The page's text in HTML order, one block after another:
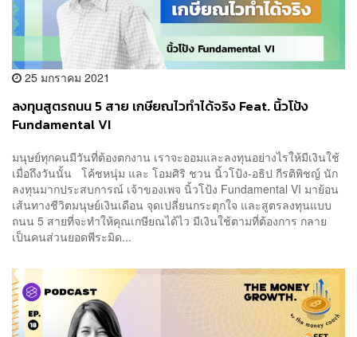
25 มกราคม 2021
ลงทุนสูตรถนน 5 สาย เกษียณไวทำได้จริง Feat. นิ้วโป้ง
Fundamental VI
มนุษย์ทุกคนมีวันที่ต้องตกงาน เราจะออมและลงทุนอย่างไรให้มีเงินใช้
เมื่อถึงวันนั้น โค้ชหนุ่ม และ โอมศิริ ชวน นิ้วโป้ง-อธิป กีรติพิชญ์ นัก
ลงทุนมากประสบการณ์ เจ้าของเพจ นิ้วโป้ง Fundamental VI มาย้อน
เส้นทางชีวิตมนุษย์เงินเดือน จุดเปลี่ยนกระตุกใจ และสูตรลงทุนแบบ
ถนน 5 สายที่จะทำให้คุณเกษียณได้ไว มีเงินใช้ตามที่ต้องการ กลาย
เป็นคนส่วนยอดพีระมิด...